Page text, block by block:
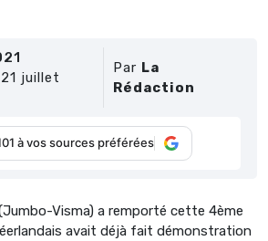
juillet
Par La
Rédaction
à vos sources préférées
Visma) a remporté cette 4ème
avait déjà fait démonstration